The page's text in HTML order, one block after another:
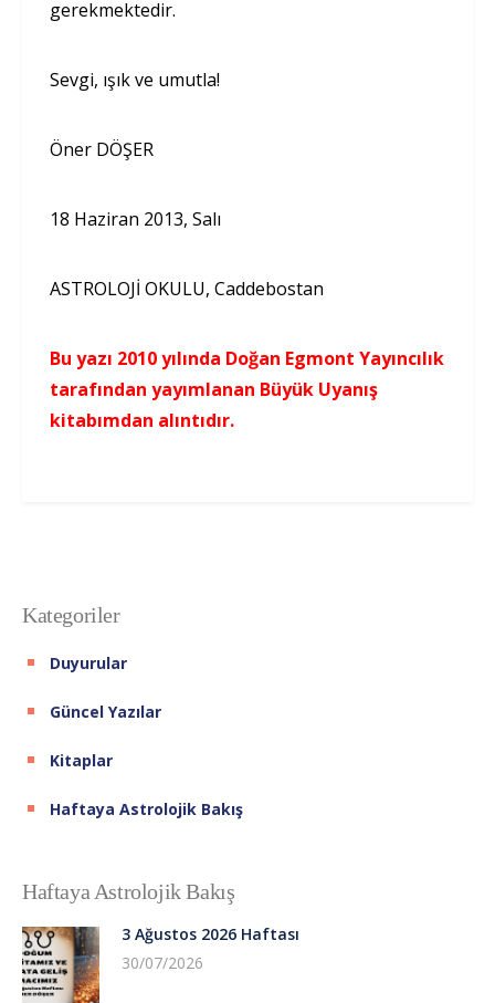
gerekmektedir.
Sevgi, ışık ve umutla!
Öner DÖŞER
18 Haziran 2013, Salı
ASTROLOJİ OKULU, Caddebostan
Bu yazı 2010 yılında Doğan Egmont Yayıncılık
tarafından yayımlanan Büyük Uyanış
kitabımdan alıntıdır.
Kategoriler
Duyurular
Güncel Yazılar
Kitaplar
Haftaya Astrolojik Bakış
Haftaya Astrolojik Bakış
3 Ağustos 2026 Haftası
30/07/2026